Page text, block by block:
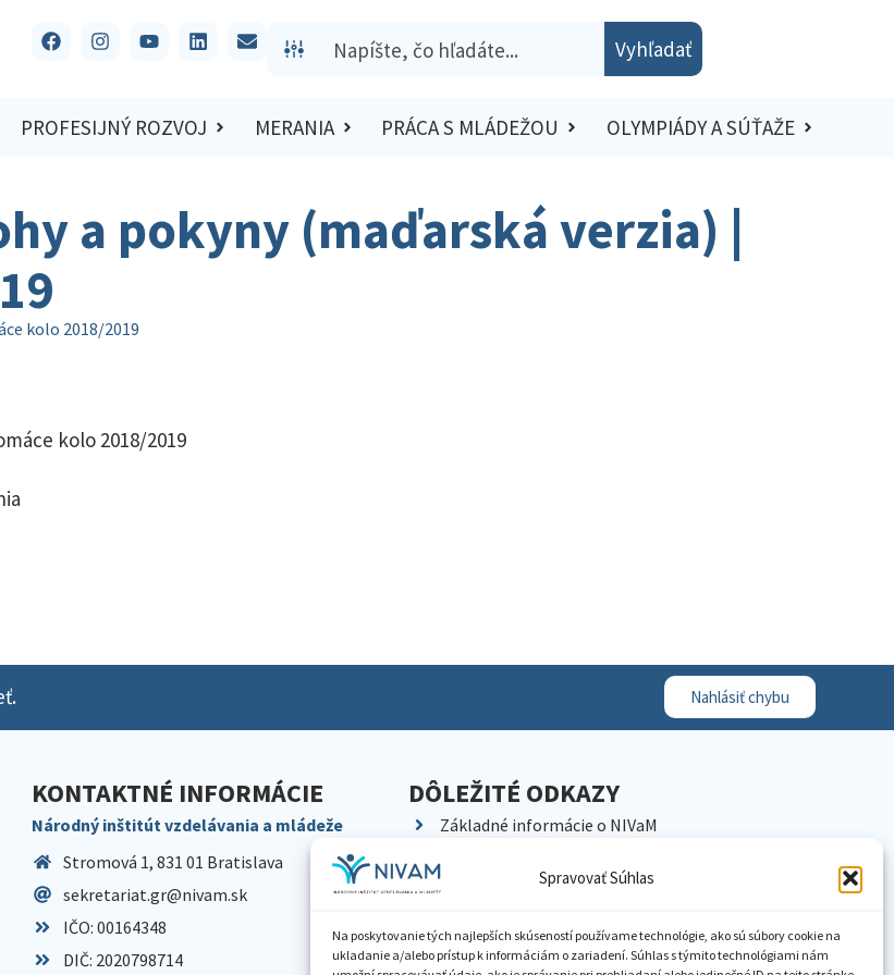
Spravovať Súhlas
Na poskytovanie tých najlepších skúseností používame technológie, ako sú súbory cookie na
ukladanie a/alebo prístup k informáciám o zariadení. Súhlas s týmito technológiami nám
Vyhľadať
PROFESIJNÝ ROZVOJ MERANIA PRÁCA S MLÁDEŽOU OLYMPIÁDY A SÚŤAŽE
a pokyny (maďarská verzia) |
kolo 2018/2019
kolo 2018/2019
Nahlásiť chybu
KONTAKTNÉ INFORMÁCIE
Národný inštitút vzdelávania a mládeže
Stromová 1, 831 01 Bratislava
sekretariat.gr@nivam.sk
IČO: 00164348
DIČ: 2020798714
DÔLEŽITÉ ODKAZY
Základné informácie o NIVaM
Kariéra
Pracoviská NIVaM